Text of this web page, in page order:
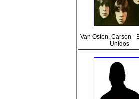
Van Osten, Carson -
Unidos